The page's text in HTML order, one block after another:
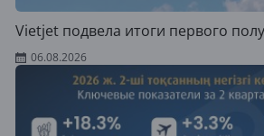
Vietjet подвела итоги первого
06.08.2026